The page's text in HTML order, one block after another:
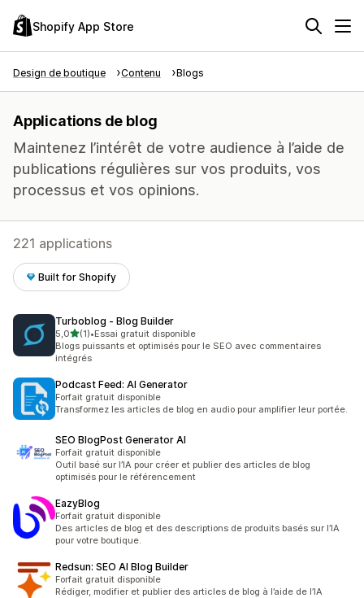
Shopify App Store
Design de boutique Contenu Blogs
Applications de blog
Maintenez l’intérêt de votre audience à l’aide de
publications régulières sur vos produits, vos
processus et vos opinions.
221 applications
Built for Shopify
Turboblog ‑ Blog Builder
5,0étoile(s) sur 5
(1)
1 avis au total
•Essai gratuit disponible
Blogs puissants et optimisés pour le SEO avec commentaires
intégrés
Podcast Feed: AI Generator
Forfait gratuit disponible
Transformez les articles de blog en audio pour amplifier leur portée.
SEO BlogPost Generator AI
Forfait gratuit disponible
Outil basé sur l’IA pour créer et publier des articles de blog
optimisés pour le référencement
EazyBlog
Forfait gratuit disponible
Des articles de blog et des descriptions de produits basés sur l’IA
pour votre boutique.
Redsun: SEO AI Blog Builder
Forfait gratuit disponible
Rédiger, modifier et publier des articles de blog à l’aide de l’IA